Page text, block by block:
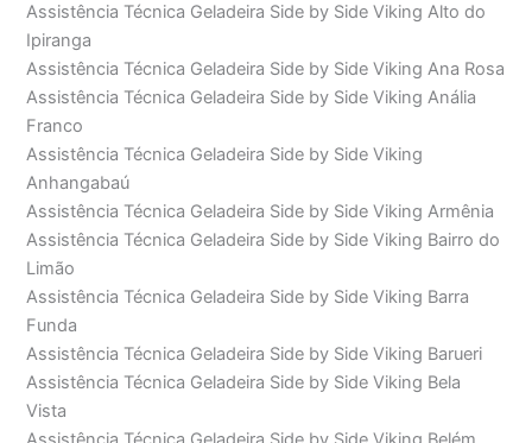
Assistência Técnica Geladeira Side by Side Viking Alto do
Ipiranga
Assistência Técnica Geladeira Side by Side Viking Ana Rosa
Assistência Técnica Geladeira Side by Side Viking Anália
Franco
Assistência Técnica Geladeira Side by Side Viking
Anhangabaú
Assistência Técnica Geladeira Side by Side Viking Armênia
Assistência Técnica Geladeira Side by Side Viking Bairro do
Limão
Assistência Técnica Geladeira Side by Side Viking Barra
Funda
Assistência Técnica Geladeira Side by Side Viking Barueri
Assistência Técnica Geladeira Side by Side Viking Bela
Vista